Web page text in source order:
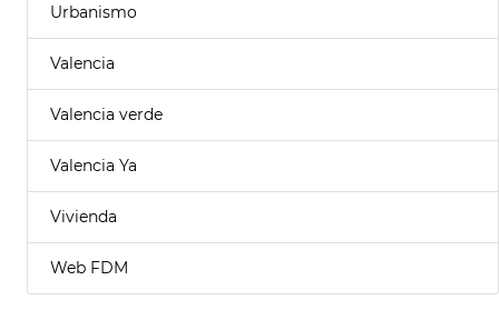
Urbanismo
Valencia
Valencia verde
Valencia Ya
Vivienda
Web FDM